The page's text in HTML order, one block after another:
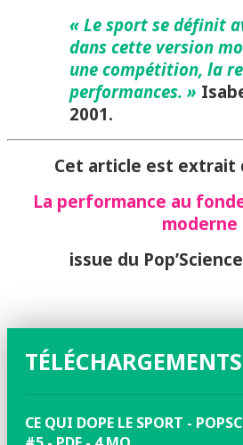
« Le sport se définit
dans cette version
une compétition, la
performances. »
2001.
Cet article est extrait
La performance au
moderne
issue du
TÉLÉCHARGEMENTS
CE QUI DOPE LE SPORT -